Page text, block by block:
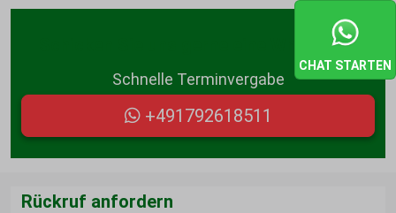
CHAT STARTEN
Schicken Sie uns gerne eine WhatsApp:
Schnelle Terminvergabe
+491792618511
Rückruf anfordern